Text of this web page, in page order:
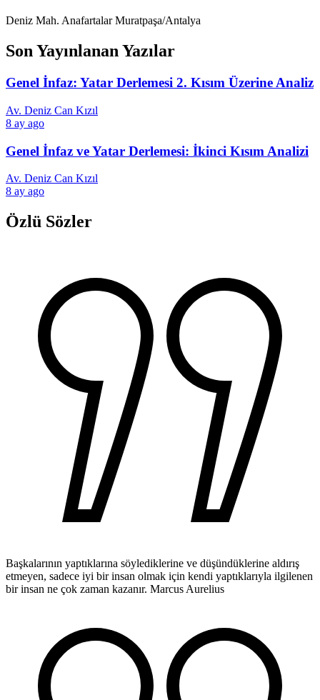
Deniz Mah. Anafartalar Muratpaşa/Antalya
Son Yayınlanan Yazılar
Genel İnfaz: Yatar Derlemesi 2. Kısım Üzerine Analiz
Av. Deniz Can Kızıl
8 ay ago
Genel İnfaz ve Yatar Derlemesi: İkinci Kısım Analizi
Av. Deniz Can Kızıl
8 ay ago
Özlü Sözler
Başkalarının yaptıklarına söylediklerine ve düşündüklerine aldırış
etmeyen, sadece iyi bir insan olmak için kendi yaptıklarıyla ilgilenen
bir insan ne çok zaman kazanır. Marcus Aurelius